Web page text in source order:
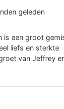
geleden
is een groot
liefs en sterkte
van Jeffrey